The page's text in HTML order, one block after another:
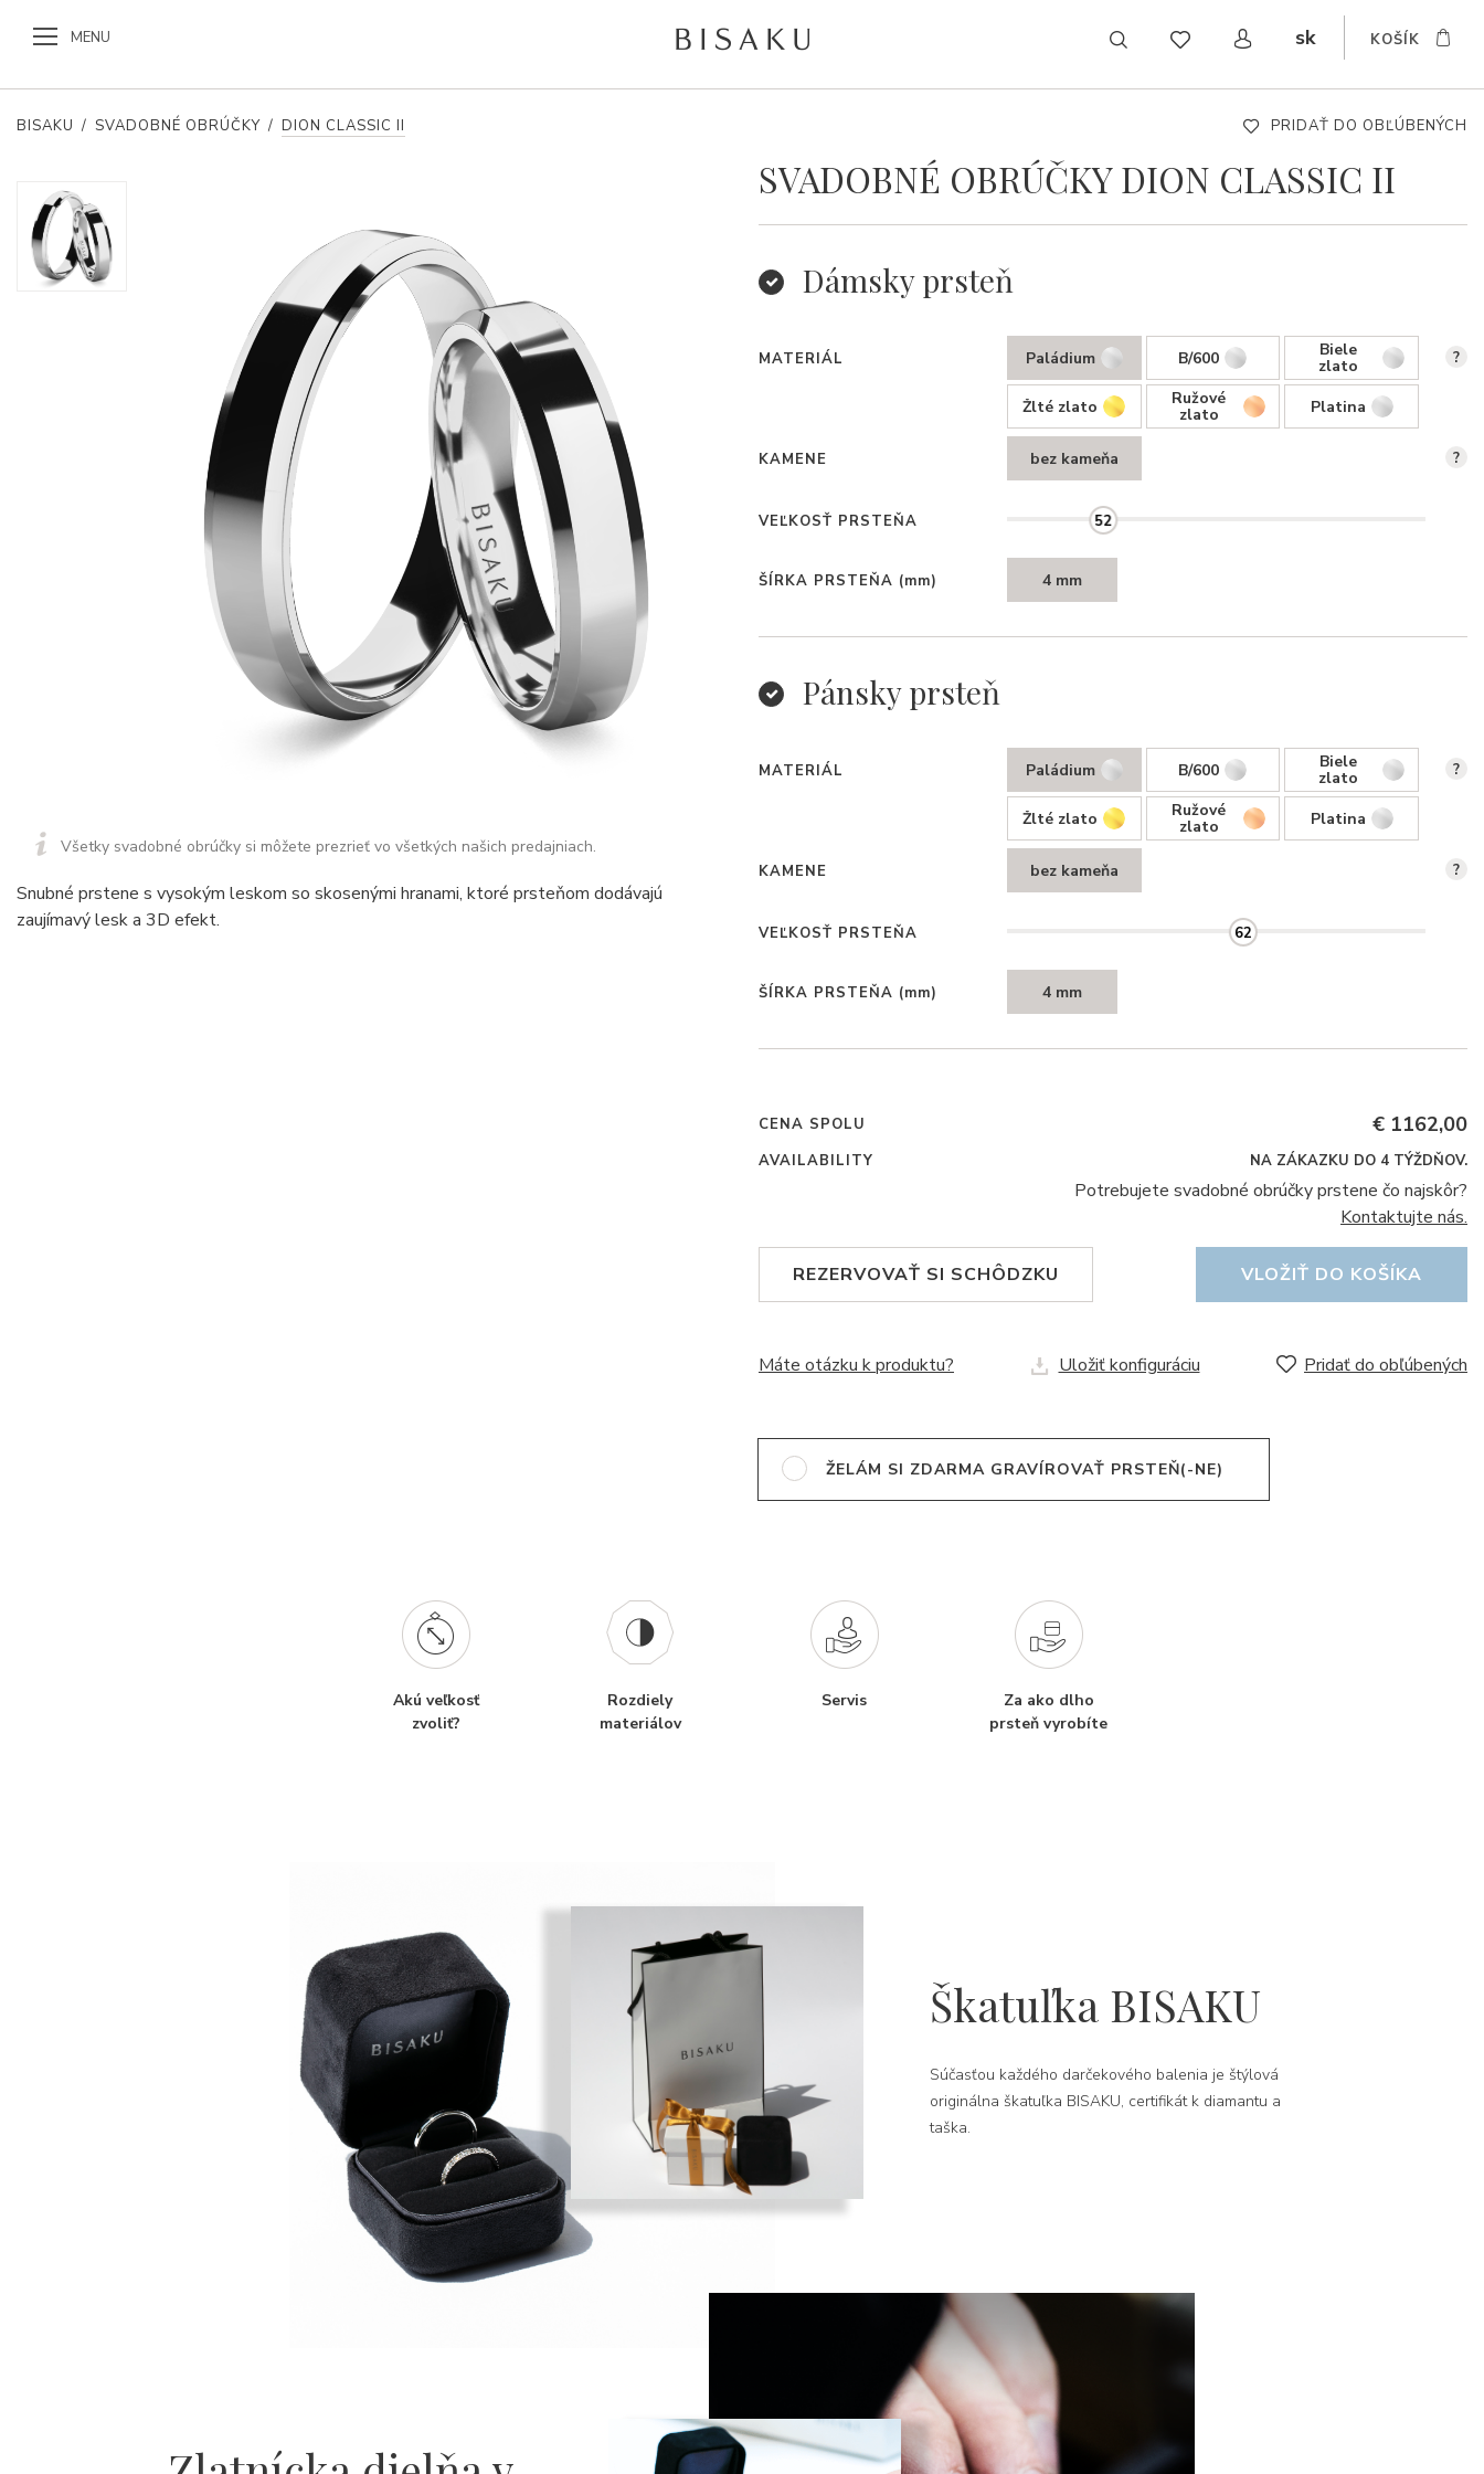
MENU sk
CZ EN DE
KOŠÍK
BISAKU / SVADOBNÉ OBRÚČKY / DION CLASSIC II PRIDAŤ DO OBĽÚBENÝCH
Všetky svadobné obrúčky si môžete prezrieť vo všetkých našich predajniach.
Snubné prstene s vysokým leskom so skosenými hranami, ktoré prsteňom dodávajú
zaujímavý lesk a 3D efekt.
SVADOBNÉ OBRÚČKY DION CLASSIC II
Dámsky prsteň
MATERIÁL Paládium B/600 Biele
zlato
Žlté zlato
Ružové
zlato Platina
?
KAMENE bez kameňa ?
VEĽKOSŤ PRSTEŇA 52
ŠÍRKA PRSTEŇA (mm) 4 mm
Pánsky prsteň
MATERIÁL Paládium B/600 Biele
zlato
Žlté zlato
Ružové
zlato Platina
?
KAMENE bez kameňa ?
VEĽKOSŤ PRSTEŇA 62
ŠÍRKA PRSTEŇA (mm) 4 mm
CENA SPOLU € 1162,00
AVAILABILITY NA ZÁKAZKU DO 4 TÝŽDŇOV.
Potrebujete svadobné obrúčky prstene čo najskôr?
Kontaktujte nás.
REZERVOVAŤ SI SCHÔDZKU VLOŽIŤ DO KOŠÍKA
Máte otázku k produktu? Uložiť konfiguráciu Pridať do obľúbených
ŽELÁM SI ZDARMA GRAVÍROVAŤ PRSTEŇ(-NE)
Akú veľkosť
zvoliť?
Rozdiely
materiálov
Servis
Za ako dlho
prsteň vyrobíte
Škatuľka BISAKU
Súčasťou každého darčekového balenia je štýlová
originálna škatuľka BISAKU, certifikát k diamantu a
taška.